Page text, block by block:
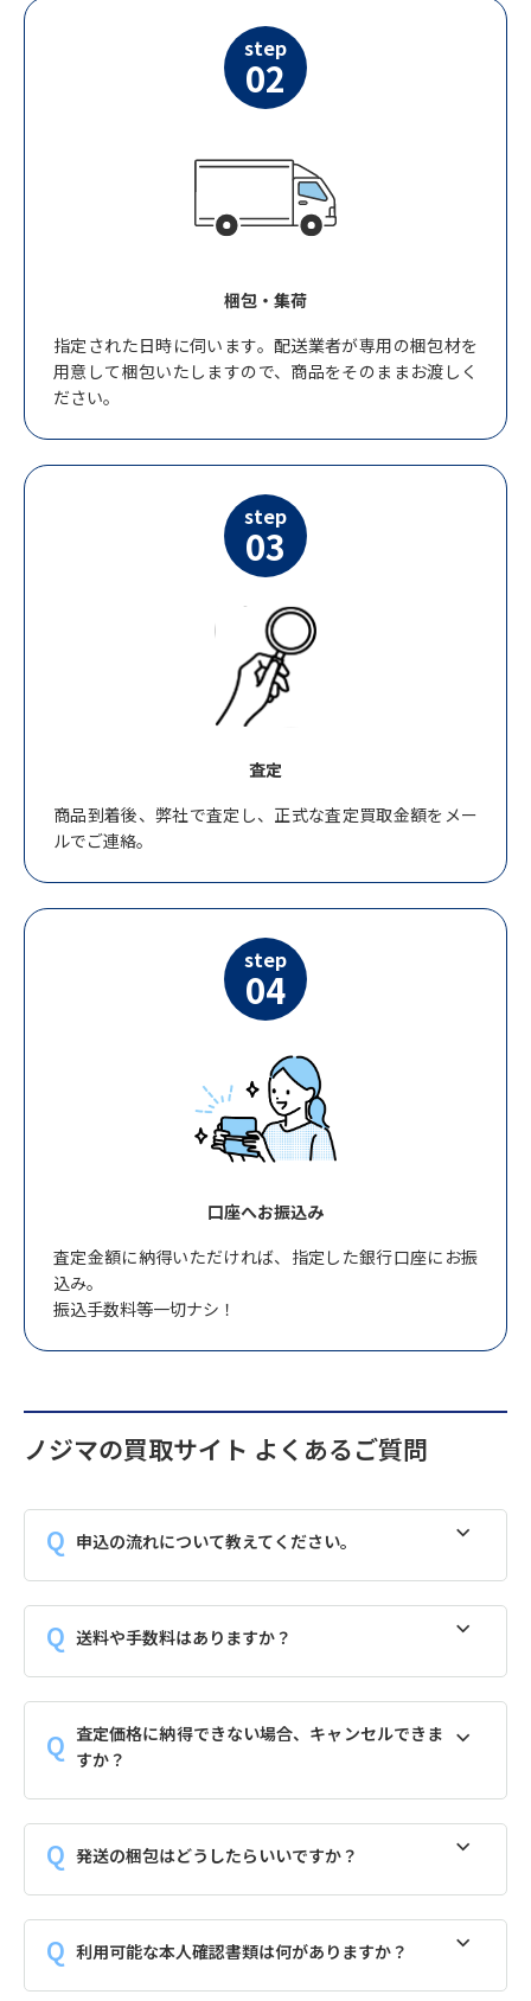
step
02
梱包・集荷
指定された日時に伺います。配送業者が専用の梱包材を
用意して梱包いたしますので、商品をそのままお渡しく
ださい。
step
03
査定
商品到着後、弊社で査定し、正式な査定買取金額をメー
ルでご連絡。
step
04
口座へお振込み
査定金額に納得いただければ、指定した銀行口座にお振
込み。
振込手数料等一切ナシ！
ノジマの買取サイト よくあるご質問
申込の流れについて教えてください。
送料や手数料はありますか？
査定価格に納得できない場合、キャンセルできま
すか？
発送の梱包はどうしたらいいですか？
利用可能な本人確認書類は何がありますか？